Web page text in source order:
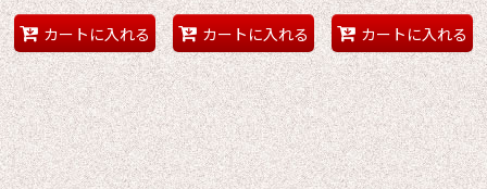
カートに入れる カートに入れる カートに入れる